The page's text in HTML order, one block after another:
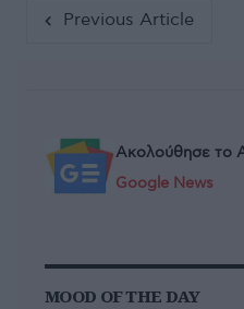
Previous Article
Ακολούθησε το
Google News
MOOD OF THE DAY